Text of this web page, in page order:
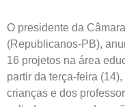
O presidente da
(Republicanos-PB),
16 projetos na área
partir da terça-feira
crianças e dos